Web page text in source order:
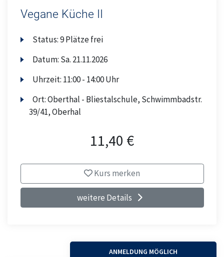
Vegane Küche II
Status:9 Plätze frei
Datum: Sa. 21.11.2026
Uhrzeit: 11:00 - 14:00 Uhr
Ort:Oberthal - Bliestalschule, Schwimmbadstr.
39/41, Oberhal
11,40 €
Kurs merken
weitere Details
ANMELDUNG MÖGLICH